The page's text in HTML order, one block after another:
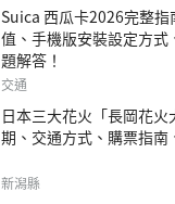
Suica 西瓜卡2026完整
值、手機版安裝設定方式
題解答！
交通
日本三大花火「長岡花
期、交通方式、購票指南
新潟縣